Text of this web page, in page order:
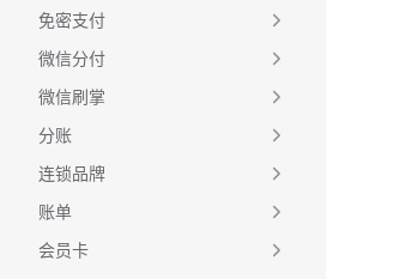
免密支付
微信分付
微信刷掌
分账
连锁品牌
账单
会员卡